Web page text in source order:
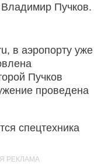
Владимир Пучков.
в аэропорту уже
Пучков
проведена
спецтехника